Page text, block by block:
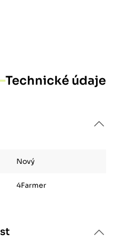
Technické údaje
Nový
4Farmer